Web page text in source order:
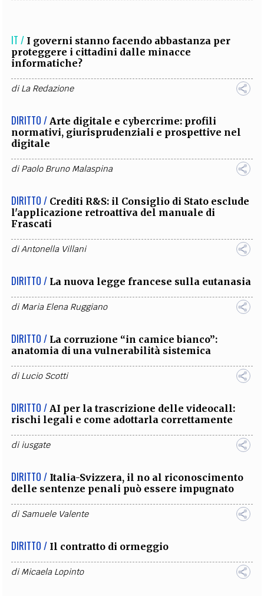
IT / I governi stanno facendo abbastanza per
proteggere i cittadini dalle minacce
informatiche?
diLa Redazione
DIRITTO / Arte digitale e cybercrime: profili
normativi, giurisprudenziali e prospettive nel
digitale
diPaolo Bruno Malaspina
DIRITTO / Crediti R&S: il Consiglio di Stato esclude
l'applicazione retroattiva del manuale di
Frascati
diAntonella Villani
DIRITTO / La nuova legge francese sulla eutanasia
diMaria Elena Ruggiano
DIRITTO / La corruzione “in camice bianco”:
anatomia di una vulnerabilità sistemica
diLucio Scotti
DIRITTO / AI per la trascrizione delle videocall:
rischi legali e come adottarla correttamente
diiusgate
DIRITTO / Italia-Svizzera, il no al riconoscimento
delle sentenze penali può essere impugnato
diSamuele Valente
DIRITTO / Il contratto di ormeggio
diMicaela Lopinto